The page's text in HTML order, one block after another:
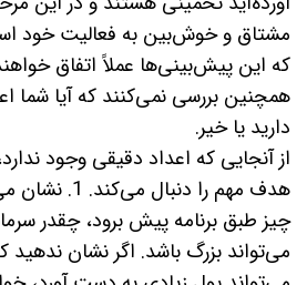
مشتاق و خوش‌بین به فعالیت خود
که این پیش‌بینی‌ها عملاً اتفاق
همچنین بررسی نمی‌کنند که آیا شما
دارید یا خیر.
از آنجایی که اعداد دقیقی وجود
هدف مهم را
چیز طبق برنامه پیش برود، چقدر
می‌تواند بزرگ باشد. اگر نشان